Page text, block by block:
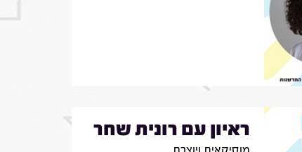
ראיון עם רונית שחר